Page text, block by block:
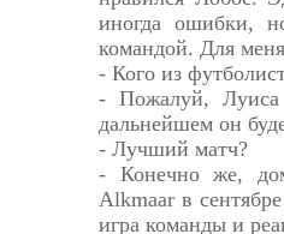
иногда ошибки,
командой. Для
- Кого из
- Пожалуй, Луиса
дальнейшем он
- Лучший матч?
- Конечно же,
Alkmaar в
игра команды и